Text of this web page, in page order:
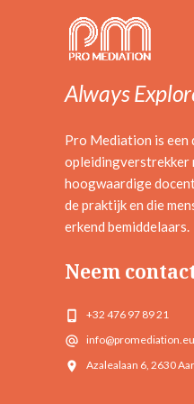
Always
Pro Mediation is een
opleidingverstrekker
hoogwaardige
de praktijk en die
erkend bemiddelaars.
Neem
+32 476 97 89 21
info@promediation.eu
Azalealaan 6, 2630